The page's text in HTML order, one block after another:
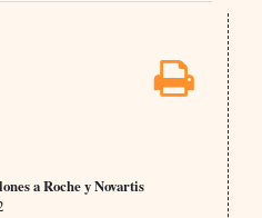
a Roche y Novartis